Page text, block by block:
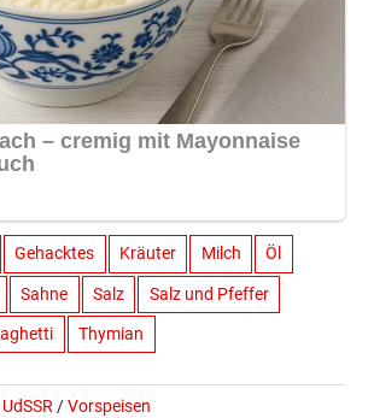
Gehacktes Kräuter Milch Öl
Sahne Salz Salz und Pfeffer
Thymian
UdSSR/Vorspeisen